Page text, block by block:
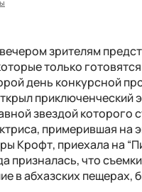
зрителям
только
день конкурсной
приключенческий
звездой которого
примерившая на
Крофт, приехала на
призналась, что
в абхазских пещерах,